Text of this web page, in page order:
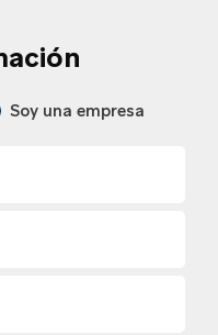
Soy una empresa